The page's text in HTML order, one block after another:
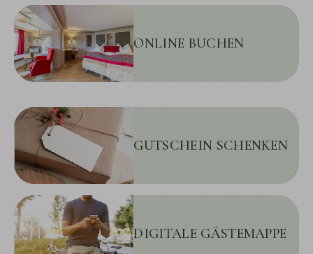
ONLINE BUCHEN
GUTSCHEIN SCHENKEN
DIGITALE GÄSTEMAPPE